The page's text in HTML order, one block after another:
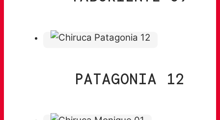
PATAGONIA 12